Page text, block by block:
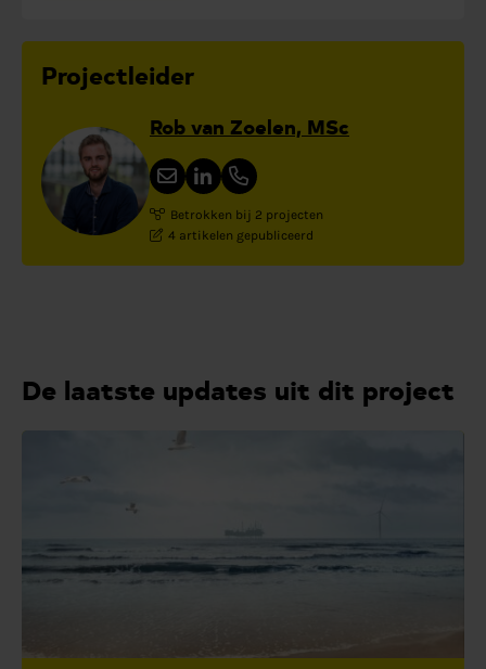
Projectleider
Rob van Zoelen, MSc
Betrokken bij 2 projecten
4 artikelen gepubliceerd
De laatste updates uit dit project